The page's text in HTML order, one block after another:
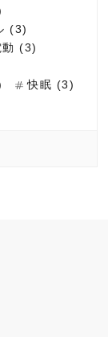
(3)
動 (3)
快眠 (3)